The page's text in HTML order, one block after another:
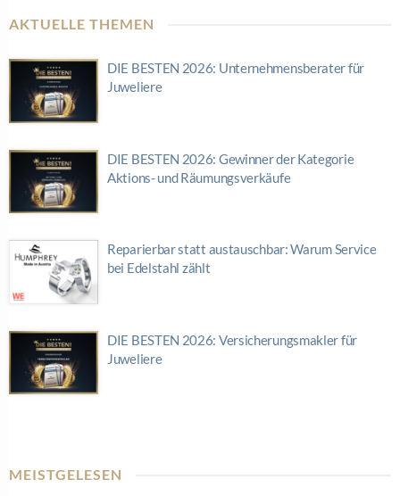
AKTUELLE THEMEN
DIE BESTEN 2026: Unternehmensberater für
Juweliere
DIE BESTEN 2026: Gewinner der Kategorie
Aktions- und Räumungsverkäufe
Reparierbar statt austauschbar: Warum Service
bei Edelstahl zählt
DIE BESTEN 2026: Versicherungsmakler für
Juweliere
MEISTGELESEN